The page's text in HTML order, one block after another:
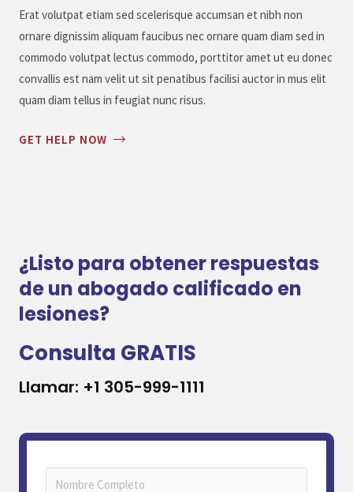
Erat volutpat etiam sed scelerisque accumsan et nibh non
ornare dignissim aliquam faucibus nec ornare quam diam sed in
commodo volutpat lectus commodo, porttitor amet ut eu donec
convallis est nam velit ut sit penatibus facilisi auctor in mus elit
quam diam tellus in feugiat nunc risus.
GET HELP NOW
¿Listo para obtener respuestas
de un abogado calificado en
lesiones?
Consulta GRATIS
Llamar: +1 305-999-1111